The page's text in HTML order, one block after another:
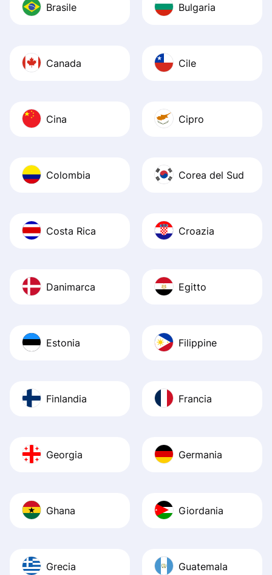
Brasile Bulgaria
Canada Cile
Cina Cipro
Colombia Corea del Sud
Costa Rica Croazia
Danimarca Egitto
Estonia Filippine
Finlandia Francia
Georgia Germania
Ghana Giordania
Grecia Guatemala